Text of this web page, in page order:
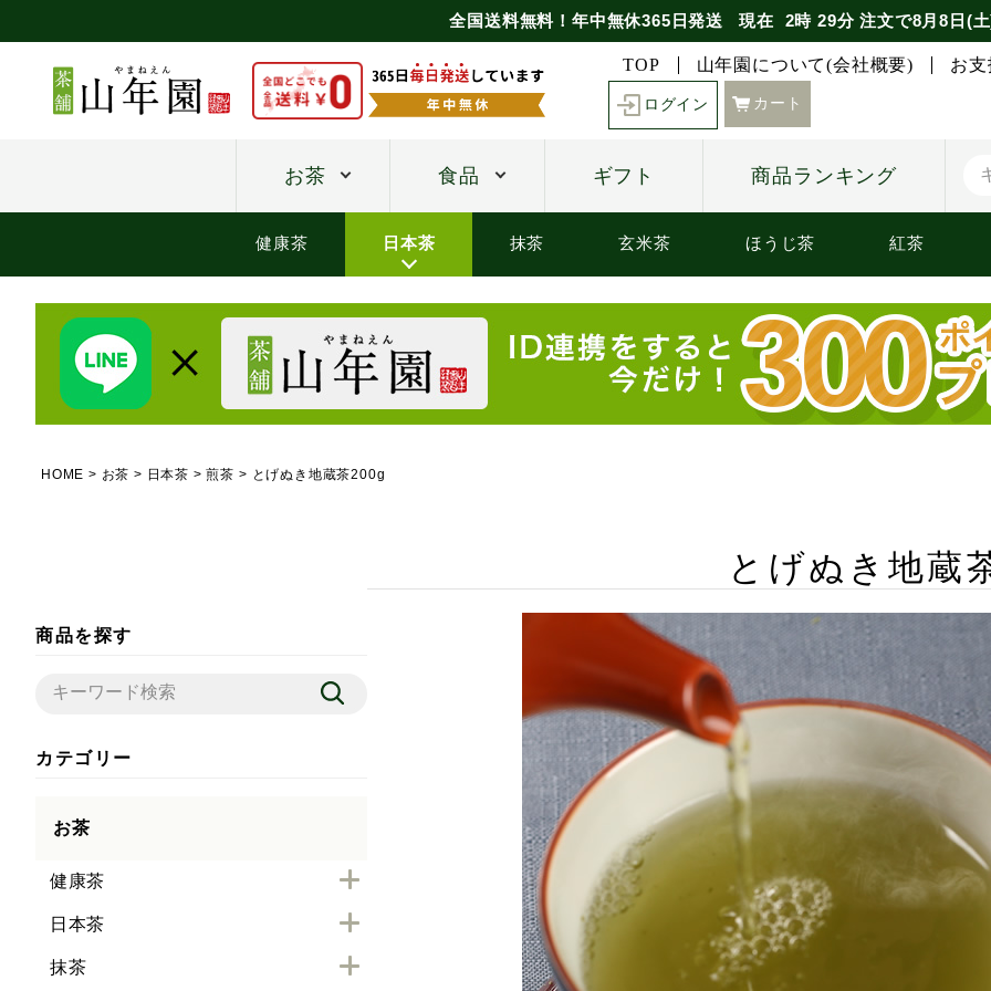
全国送料無料！年中無休365日発送 現在 2時 29分注文で8月8日(
TOP 山年園について(会社概要) お
ログイン カート
お茶 食品 ギフト 商品ランキング
健康茶 日本茶 抹茶 玄米茶 ほうじ茶 紅茶
HOME お茶 日本茶 煎茶 とげぬき地蔵茶200g
商品を探す
カテゴリー
お茶
健康茶
日本茶
抹茶
とげぬき地蔵